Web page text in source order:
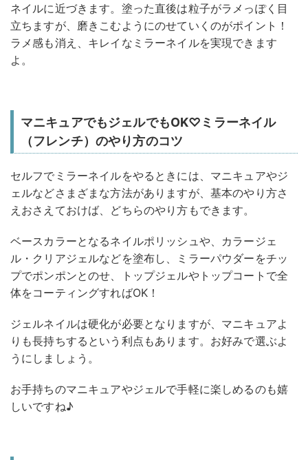
ネイルに近づきます。塗った直後は粒子がラメっぽく目
立ちますが、磨きこむようにのせていくのがポイント！
ラメ感も消え、キレイなミラーネイルを実現できます
よ。
マニキュアでもジェルでもOK♡ミラーネイル
（フレンチ）のやり方のコツ
セルフでミラーネイルをやるときには、マニキュアやジ
ェルなどさまざまな方法がありますが、基本のやり方さ
えおさえておけば、どちらのやり方もできます。
ベースカラーとなるネイルポリッシュや、カラージェ
ル・クリアジェルなどを塗布し、ミラーパウダーをチッ
プでポンポンとのせ、トップジェルやトップコートで全
体をコーティングすればOK！
ジェルネイルは硬化が必要となりますが、マニキュアよ
りも長持ちするという利点もあります。お好みで選ぶよ
うにしましょう。
お手持ちのマニキュアやジェルで手軽に楽しめるのも嬉
しいですね♪